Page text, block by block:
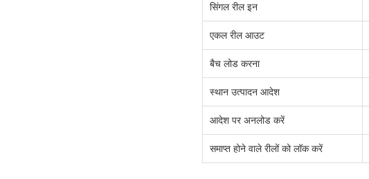
सिंगल रील इन
एकल रील आउट
बैच लोड करना
स्थान उत्पादन आदेश
आदेश पर अनलोड करें
समाप्त होने वाले रीलों को लॉक करें